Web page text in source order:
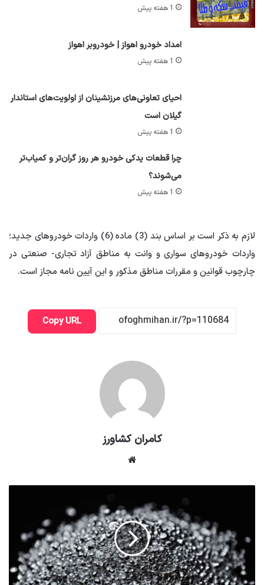
1 هفته پیش
امداد خودرو اهواز | خودروبر اهواز
1 هفته پیش
احیای تعاونی‌های مرزنشینان از اولویت‌های استاندار
گیلان است
1 هفته پیش
چرا قطعات یدکی خودرو هر روز گران‌تر و کمیاب‌تر
می‌شوند؟
1 هفته پیش
لازم به ذکر است بر اساس بند (3) ماده (6) واردات خودروهای جدید؛
واردات خودروهای سواری و وانت به مناطق آزاد تجاری- صنعتی در
چارچوب قوانین و مقررات مناطق مذکور و این آیین نامه مجاز است.
Copy URL
کامران کشاورز